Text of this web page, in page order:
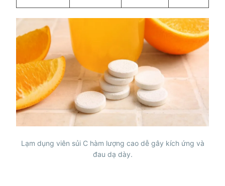
Lạm dụng viên sủi C hàm lượng cao dễ gây kích ứng và
đau dạ dày.